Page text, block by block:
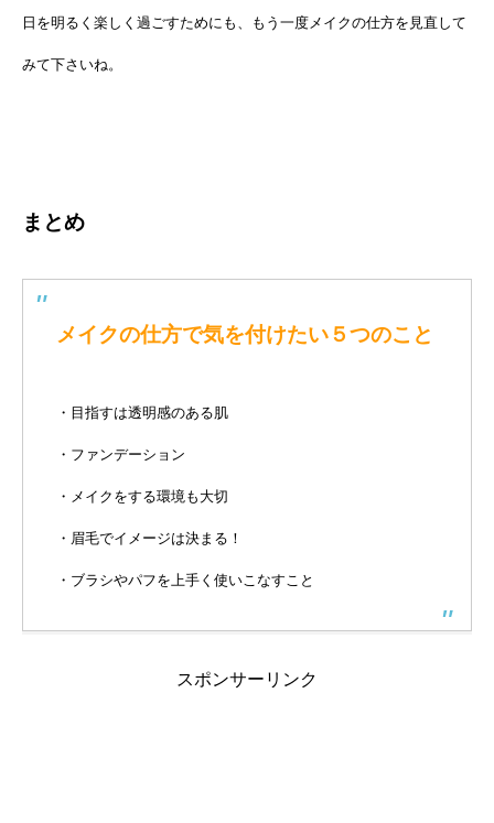
日を明るく楽しく過ごすためにも、もう一度メイクの仕方を見直して
みて下さいね。
まとめ
メイクの仕方で気を付けたい５つのこと
・目指すは透明感のある肌
・ファンデーション
・メイクをする環境も大切
・眉毛でイメージは決まる！
・ブラシやパフを上手く使いこなすこと
スポンサーリンク